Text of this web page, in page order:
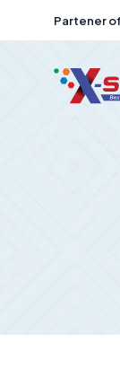
Partener